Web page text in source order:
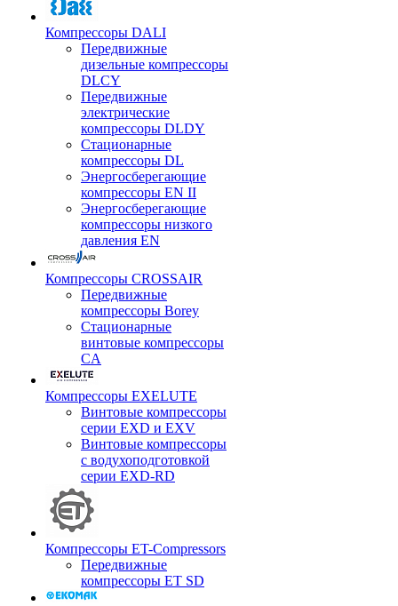
Компрессоры DALI
Передвижные
дизельные компрессоры
DLCY
Передвижные
электрические
компрессоры DLDY
Стационарные
компрессоры DL
Энергосберегающие
компрессоры EN II
Энергосберегающие
компрессоры низкого
давления EN
Компрессоры CROSSAIR
Передвижные
компрессоры Borey
Стационарные
винтовые компрессоры
CA
Компрессоры EXELUTE
Винтовые компрессоры
серии EXD и EXV
Винтовые компрессоры
с водухоподготовкой
серии EXD-RD
Компрессоры ET-Compressors
Передвижные
компрессоры ET SD